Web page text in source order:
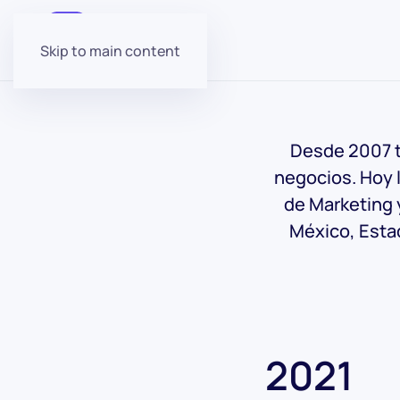
Skip to main content
Desde 2007
negocios. Hoy
de Marketing
México,
2021